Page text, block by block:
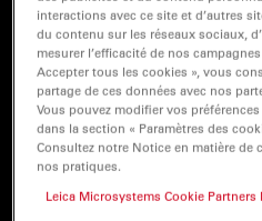
interactions avec ce site et d’autres
du contenu sur les réseaux sociaux,
mesurer l’efficacité de nos
Accepter tous les cookies », vous
partage de ces données avec nos
Vous pouvez modifier vos
dans la section « Paramètres des
Consultez notre Notice en matière de
nos pratiques.
Leica Microsystems Cookie Partners